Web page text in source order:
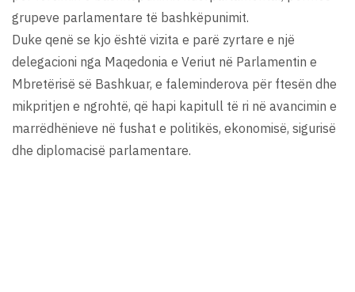
grupeve parlamentare të bashkëpunimit.
Duke qenë se kjo është vizita e parë zyrtare e një
delegacioni nga Maqedonia e Veriut në Parlamentin e
Mbretërisë së Bashkuar, e faleminderova për ftesën dhe
mikpritjen e ngrohtë, që hapi kapitull të ri në avancimin e
marrëdhënieve në fushat e politikës, ekonomisë, sigurisë
dhe diplomacisë parlamentare.